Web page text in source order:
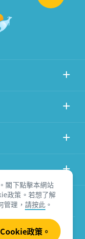
閣下點擊本網站
政策。若想了解
管理， 請按此 。
政策。